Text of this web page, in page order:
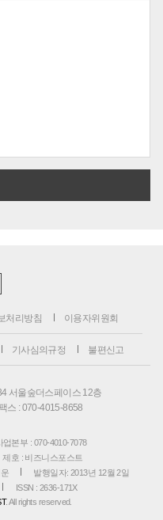
처리방침 이용자위원회
기사심의규정 불편신고
서울숲더스페이스 12층
팩스 : 070-4015-8658
업본부 : 070-4010-7078
제호 : 비즈니스포스트
발행일자: 2013년 12월 2일
ISSN : 2636-171X
. All rights reserved.